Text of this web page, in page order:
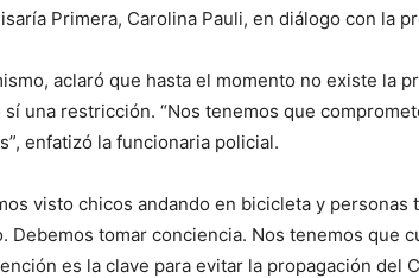
Primera, Carolina Pauli, en diálogo con la
aclaró que hasta el momento no existe la
sí una restricción. “Nos tenemos que
enfatizó la funcionaria policial.
visto chicos andando en bicicleta y
Debemos tomar conciencia. Nos tenemos que
es la clave para evitar la propagación del